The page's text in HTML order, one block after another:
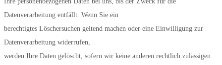
Datenverarbeitung entfällt. Wenn Sie ein
berechtigtes Löschersuchen geltend machen oder eine Einwilligung zur
Datenverarbeitung widerrufen,
werden Ihre Daten gelöscht, sofern wir keine anderen rechtlich zulässigen